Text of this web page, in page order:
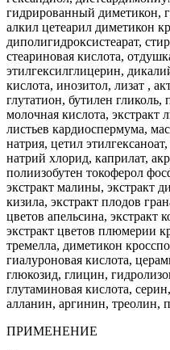
гидрированный диметикон,
алкил цетеарил диметикон
диполигидроксистеарат,
стеариновая кислота,
этилгексилглицерин,
кислота, инозитол, лизат ,
глутатион, бутилен
молочная кислота, экстракт
листьев кардиоспермума,
натрия, цетил
натрий хлорид, каприлат,
полиизобутен токоферол
экстракт малины, экстракт
кизила, экстракт плодов
цветов апельсина, экстракт
экстракт цветов плюмерии
тремелла, диметикон
гиалуроновая кислота,
глюкозид, глицин,
глутаминовая кислота,
алланин, аргинин, треолин,
ПРИМЕНЕНИЕ